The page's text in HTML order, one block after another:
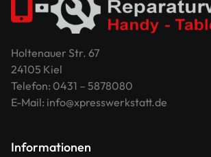
Holtenauer Str. 67
24105 Kiel
Telefon: 0431 – 5878080
E-Mail: info@xpresswerkstatt.de
Informationen